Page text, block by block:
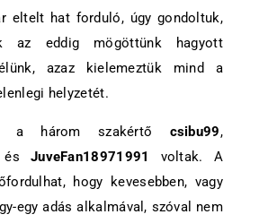
eltelt hat forduló, úgy gondoltuk,
az eddig mögöttünk hagyott
azaz kielemeztük mind a
helyzetét.
a három szakértő csibu99,
és JuveFan18971991 voltak. A
hogy kevesebben, vagy
egy adás alkalmával, szóval nem